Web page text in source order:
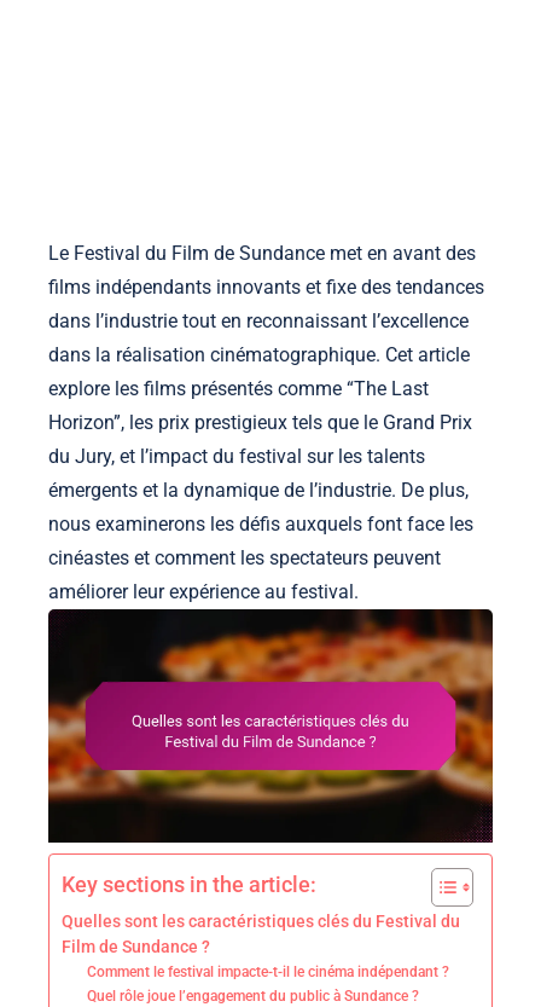
Le Festival du Film de Sundance met en avant des
films indépendants innovants et fixe des tendances
dans l’industrie tout en reconnaissant l’excellence
dans la réalisation cinématographique. Cet article
explore les films présentés comme “The Last
Horizon”, les prix prestigieux tels que le Grand Prix
du Jury, et l’impact du festival sur les talents
émergents et la dynamique de l’industrie. De plus,
nous examinerons les défis auxquels font face les
cinéastes et comment les spectateurs peuvent
améliorer leur expérience au festival.
Key sections in the article:
Quelles sont les caractéristiques clés du Festival du
Film de Sundance ?
Comment le festival impacte-t-il le cinéma indépendant ?
Quel rôle joue l’engagement du public à Sundance ?